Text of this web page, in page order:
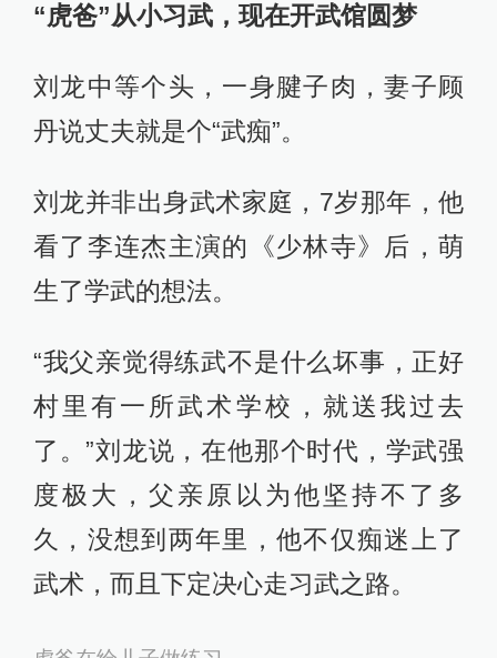
“虎爸”从小习武，现在开武馆圆梦
刘龙中等个头，一身腱子肉，妻子顾
丹说丈夫就是个“武痴”。
刘龙并非出身武术家庭，7岁那年，他
看了李连杰主演的《少林寺》后，萌
生了学武的想法。
“我父亲觉得练武不是什么坏事，正好
村里有一所武术学校，就送我过去
了。”刘龙说，在他那个时代，学武强
度极大，父亲原以为他坚持不了多
久，没想到两年里，他不仅痴迷上了
武术，而且下定决心走习武之路。